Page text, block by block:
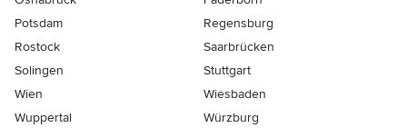
Potsdam
Regensburg
Rostock
Saarbrücken
Solingen
Stuttgart
Wien
Wiesbaden
Wuppertal
Würzburg